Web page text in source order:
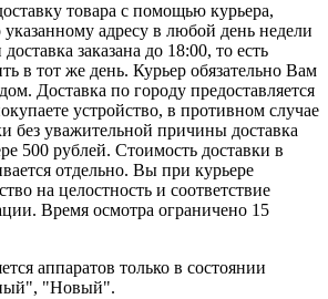
товара с помощью курьера,
адресу в любой день недели
заказана до 18:00, то есть
в тот же день. Курьер обязательно Вам
Доставка по городу предоставляется
устройство, в противном случае
без уважительной причины доставка
500 рублей. Стоимость доставки в
отдельно. Вы при курьере
на целостность и соответствие
Время осмотра ограничено 15
аппаратов только в состоянии
"Новый".